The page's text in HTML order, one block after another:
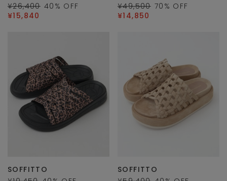
¥26,400 40 % OFF
¥15,840
¥49,500 70 % OFF
¥14,850
SOFFITTO
SOFFITTO